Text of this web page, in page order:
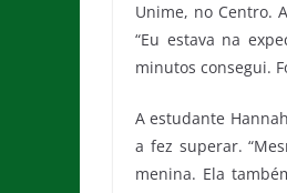
Unime, no Centro.
“Eu estava na
minutos consegui.
A estudante
a fez superar.
menina. Ela